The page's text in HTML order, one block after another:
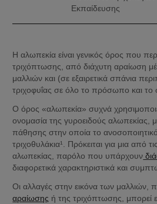
Εκπαίδευσης
Η αλωπεκία είναι γενικός όρος που
τριχόπτωσης, από διάχυτη αραίωση
μαλλιών και (σε εξαιρετικά σπάνια
τριχοφυΐας σε όλο το πρόσωπο και το
Ο όρος «αλωπεκία» συχνά
ονομασία της γυροειδούς αλωπεκίας,
πάθησης στην οποία το
τριχοθυλάκια¹. Πρόκειται για μια από
αλωπεκίας, παρόλο που υπάρχουν
διαφορετικά χαρακτηριστικά και
αραίωσης ή της τριχόπτωσης, μπορεί